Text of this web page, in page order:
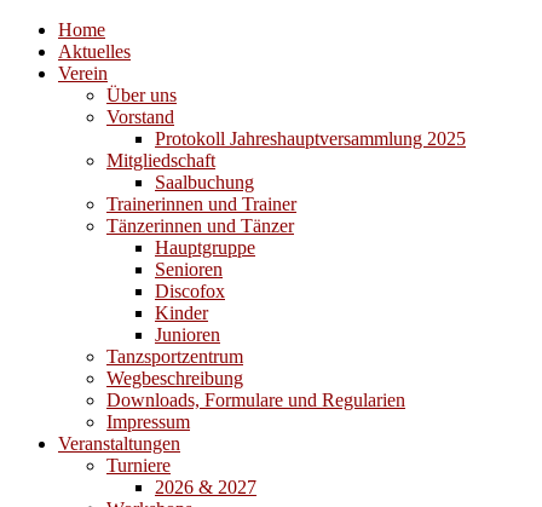
Home
Aktuelles
Verein
Über uns
Vorstand
Protokoll Jahreshauptversammlung 2025
Mitgliedschaft
Saalbuchung
Trainerinnen und Trainer
Tänzerinnen und Tänzer
Hauptgruppe
Senioren
Discofox
Kinder
Junioren
Tanzsportzentrum
Wegbeschreibung
Downloads, Formulare und Regularien
Impressum
Veranstaltungen
Turniere
2026 & 2027